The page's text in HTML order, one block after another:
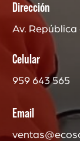
Dirección
Av. República
Celular
959 643 565
Email